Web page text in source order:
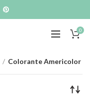
0
Colorante Americolor